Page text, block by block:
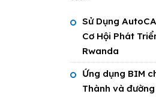
Sử Dụng
Cơ Hội Phát
Rwanda
Ứng dụng BIM
Thành và